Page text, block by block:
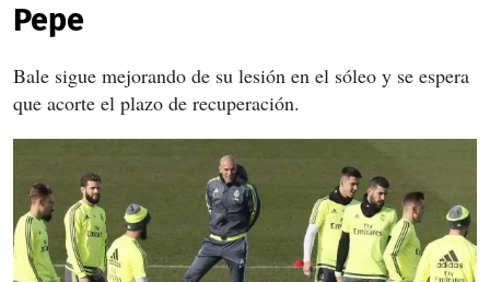
Pepe
Bale sigue mejorando de su lesión en el sóleo y se espera
que acorte el plazo de recuperación.